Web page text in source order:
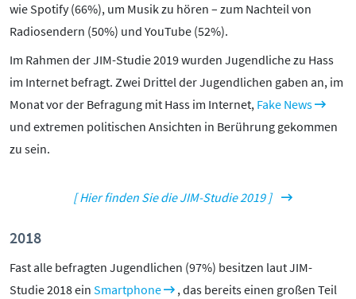
wie Spotify (66%), um Musik zu hören – zum Nachteil von
Radiosendern (50%) und YouTube (52%).
Im Rahmen der JIM-Studie 2019 wurden Jugendliche zu Hass
im Internet befragt. Zwei Drittel der Jugendlichen gaben an, im
Monat vor der Befragung mit Hass im Internet, Fake News
und extremen politischen Ansichten in Berührung gekommen
zu sein.
[ Hier finden Sie die JIM-Studie 2019 ]
2018
Fast alle befragten Jugendlichen (97%) besitzen laut JIM-
Studie 2018 ein Smartphone
, das bereits einen großen Teil